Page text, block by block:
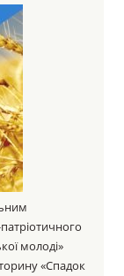
молоді»
«Спадок